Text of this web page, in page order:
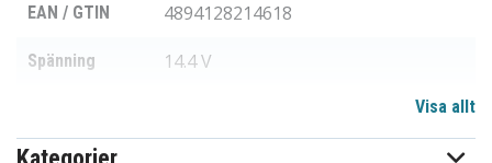
EAN / GTIN 4894128214618
Spänning 14.4 V
Mått
Visa allt